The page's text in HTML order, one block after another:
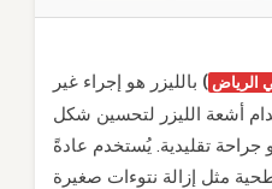
الرياض ) بالليزر هو إجراء غير
أشعة الليزر لتحسين شكل
تقليدية. يُستخدم عادةً
مثل إزالة نتوءات صغيرة